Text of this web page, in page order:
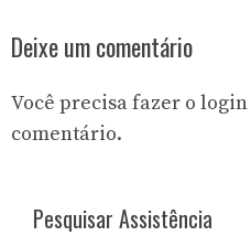
Deixe um comentário
Você precisa fazer o login
comentário.
Pesquisar Assistência